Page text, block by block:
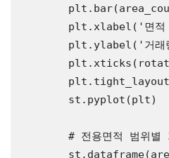
        plt.xlabel(
'면
        plt.ylabel(
'거래
        st.pyplot(plt)
# 전용면적 범위별